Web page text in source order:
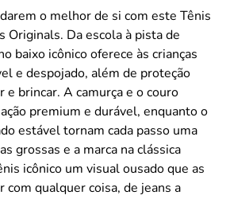
o melhor de si com este Tênis
Originals. Da escola à pista de
baixo icônico oferece às crianças
e despojado, além de proteção
e brincar. A camurça e o couro
premium e durável, enquanto o
estável tornam cada passo uma
grossas e a marca na clássica
icônico um visual ousado que as
com qualquer coisa, de jeans a